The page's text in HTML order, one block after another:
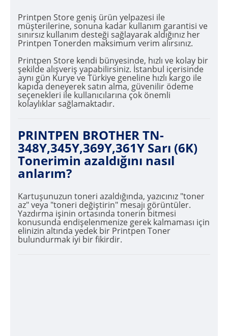
Printpen Store geniş ürün yelpazesi ile
müşterilerine, sonuna kadar kullanım garantisi ve
sınırsız kullanım desteği sağlayarak aldığınız her
Printpen Tonerden maksimum verim alırsınız.
Printpen Store kendi bünyesinde, hızlı ve kolay bir
şekilde alışveriş yapabilirsiniz. İstanbul içerisinde
aynı gün Kurye ve Türkiye geneline hızlı kargo ile
kapıda deneyerek satın alma, güvenilir ödeme
seçenekleri ile kullanıcılarına çok önemli
kolaylıklar sağlamaktadır.
PRINTPEN BROTHER TN-
348Y,345Y,369Y,361Y Sarı (6K)
Tonerimin azaldığını nasıl
anlarım?
Kartuşunuzun toneri azaldığında, yazıcınız "toner
az" veya "toneri değiştirin" mesajı görüntüler.
Yazdırma işinin ortasında tonerin bitmesi
konusunda endişelenmenize gerek kalmaması için
elinizin altında yedek bir Printpen Toner
bulundurmak iyi bir fikirdir.